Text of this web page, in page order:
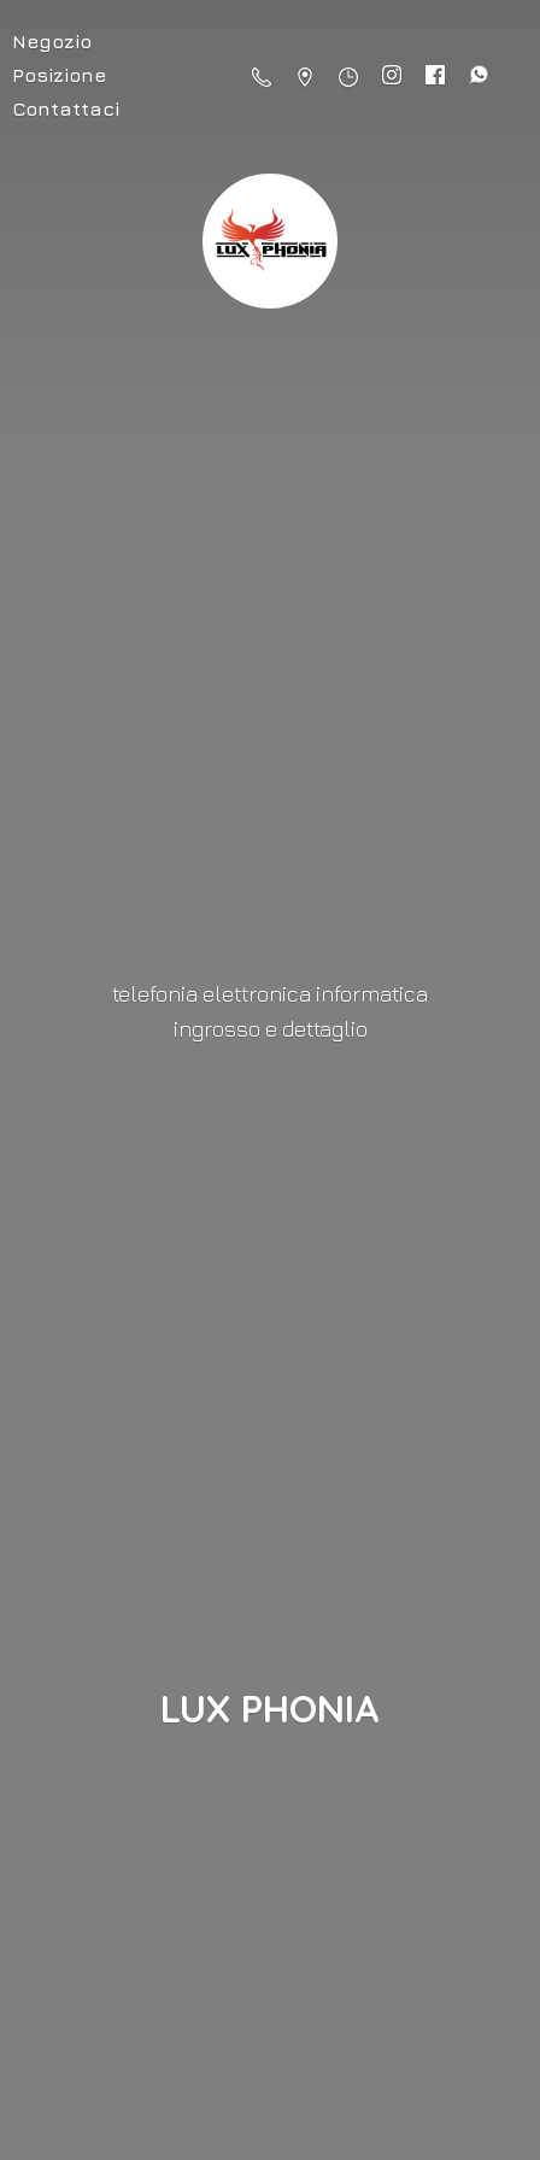
Negozio
Posizione
Contattaci
LUX PHONIA
telefonia elettronica informatica
ingrosso e dettaglio